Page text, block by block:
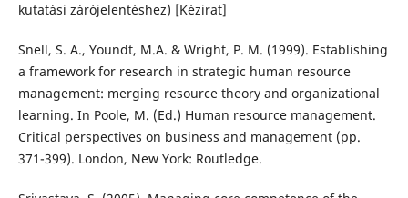
kutatási zárójelentéshez) [Kézirat]
Snell, S. A., Youndt, M.A. & Wright, P. M. (1999). Establishing
a framework for research in strategic human resource
management: merging resource theory and organizational
learning. In Poole, M. (Ed.) Human resource management.
Critical perspectives on business and management (pp.
371-399). London, New York: Routledge.